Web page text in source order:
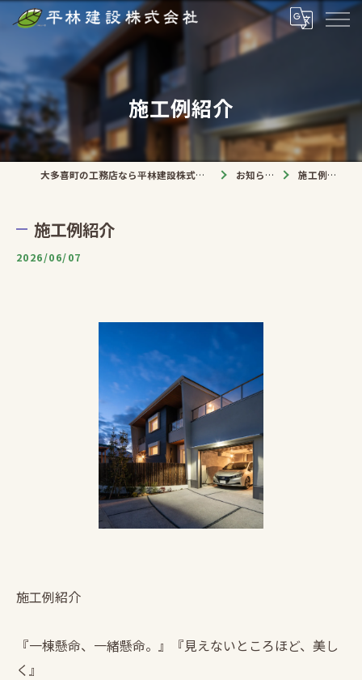
施工例紹介
大多喜町の工務店なら平林建設株式会社 お知らせ 施工例紹介
施工例紹介
2026/06/07
施工例紹介
『一棟懸命、一緒懸命。』『見えないところほど、美し
く』